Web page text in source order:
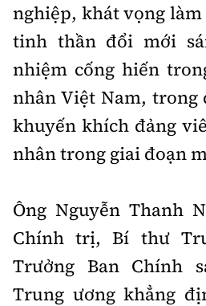
nghiệp, khát vọng
tinh thần đổi mới
nhiệm cống hiến
nhân Việt Nam, trong
khuyến khích đảng
nhân trong giai đoạn
Ông Nguyễn Thanh
Chính trị, Bí thư
Trưởng Ban Chính
Trung ương khẳng